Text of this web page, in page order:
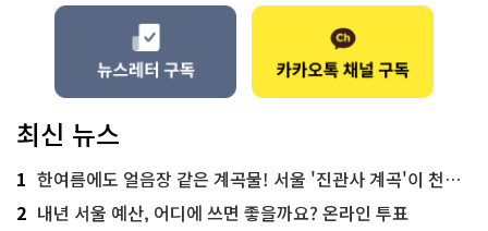
최신 뉴스
1 한여름에도 얼음장 같은 계곡물! 서울 '진관사 계곡'이 천국이네~
2 내년 서울 예산, 어디에 쓰면 좋을까요? 온라인 투표